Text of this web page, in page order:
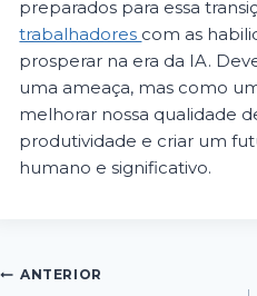
preparados para essa
trabalhadores com as
prosperar na era da IA.
uma ameaça, mas como
melhorar nossa qualidade
produtividade e criar um
humano e significativo.
ANTERIOR